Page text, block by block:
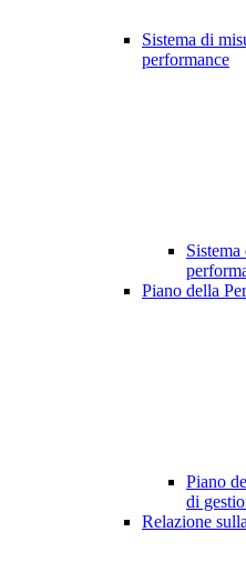
Sistema di
performance
Piano della
Piano
di
Relazione